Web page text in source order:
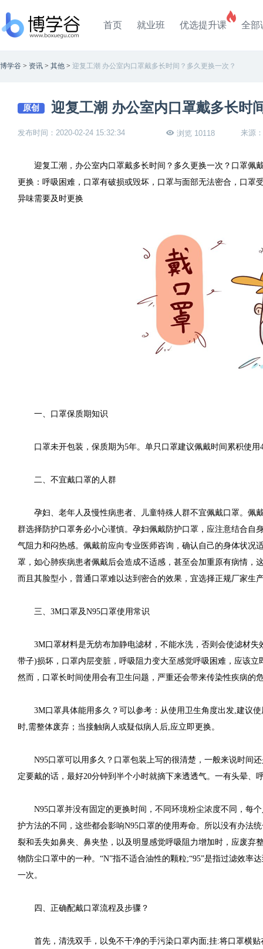
首页 就业班 优选提升课 全部
博学谷 > 资讯 > 其他 > 迎复工潮 办公室内口罩戴多长时间？多久更换一次？
原创 迎复工潮 办公室内口罩戴多长时
发布时间：2020-02-24 15:32:34 浏览 10118 来源
迎复工潮，办公室内口罩戴多长时间？多久更换一次？口罩佩
更换：呼吸困难，口罩有破损或毁坏，口罩与面部无法密合，口
异味需要及时更换
一、口罩保质期知识
口罩未开包装，保质期为5年。单只口罩建议佩戴时间累积使用
二、不宜戴口罩的人群
孕妇、老年人及慢性病患者、儿童特殊人群不宜佩戴口罩。佩
群选择防护口罩务必小心谨慎。孕妇佩戴防护口罩，应注意结合
气阻力和闷热感。佩戴前应向专业医师咨询，确认自己的身体状
罩，如心肺疾病患者佩戴后会造成不适感，甚至会加重原有病情
而且其脸型小，普通口罩难以达到密合的效果，宜选择正规厂家生
三、3M口罩及N95口罩使用常识
3M口罩材料是无纺布加静电滤材，不能水洗，否则会使滤材
带子)损坏，口罩内层变脏，呼吸阻力变大至感觉呼吸困难，应该
然而，口罩长时间使用会有卫生问题，严重还会带来传染性疾病的
3M口罩具体能用多久？可以参考：从使用卫生角度出发,建议
时,需整体废弃；当接触病人或疑似病人后,应立即更换。
N95口罩可以用多久？口罩包装上写的很清楚，一般来说时间
定要戴的话，最好20分钟到半个小时就摘下来透透气。一有头晕、
N95口罩并没有固定的更换时间，不同环境粉尘浓度不同，每
护方法的不同，这些都会影响N95口罩的使用寿命。所以没有办法
裂和丢失如鼻夹、鼻夹垫，以及明显感觉呼吸阻力增加时，应废弃
物防尘口罩中的一种。“N”指不适合油性的颗粒;“95”是指过滤效率
一次。
四、正确配戴口罩流程及步骤？
首先，清洗双手，以免不干净的手污染口罩内面;挂:将口罩横